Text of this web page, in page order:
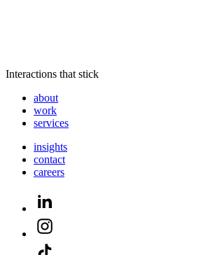
Interactions that stick
about
work
services
insights
contact
careers